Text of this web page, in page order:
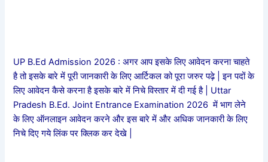
UP B.Ed Admission 2026 : अगर आप इसके लिए आवेदन करना चाहते
है तो इसके बारे में पूरी जानकारी के लिए आर्टिकल को पूरा जरुर पढ़े | इन पदों के
लिए आवेदन कैसे करना है इसके बारे में निचे विस्तार में दी गई है | Uttar
Pradesh B.Ed. Joint Entrance Examination 2026 में भाग लेने
के लिए ऑनलाइन आवेदन करने और इस बारे में और अधिक जानकारी के लिए
निचे दिए गये लिंक पर क्लिक कर देखे |